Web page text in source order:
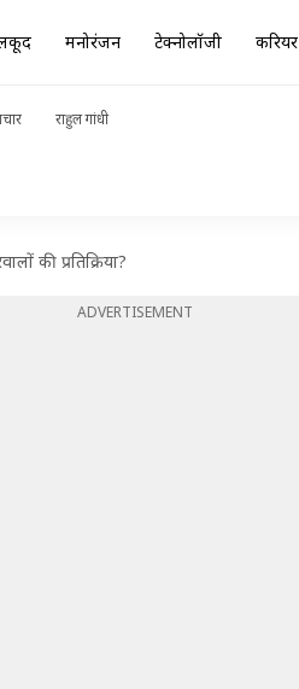
मनोरंजन टेक्नोलॉजी करियर
राहुल गांधी
की प्रतिक्रिया?
ADVERTISEMENT